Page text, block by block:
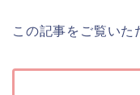
この記事をご覧いた